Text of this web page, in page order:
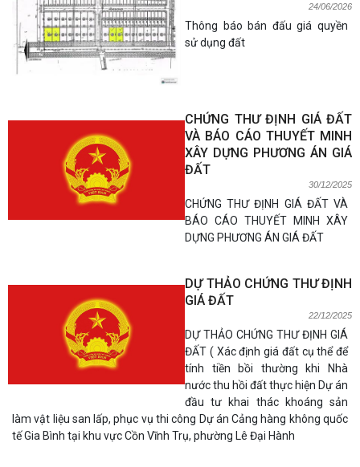
24/06/2026
Thông báo bán đấu giá quyền
sử dụng đất
CHỨNG THƯ ĐỊNH GIÁ ĐẤT
VÀ BÁO CÁO THUYẾT MINH
XÂY DỰNG PHƯƠNG ÁN GIÁ
ĐẤT
30/12/2025
CHỨNG THƯ ĐỊNH GIÁ ĐẤT VÀ
BÁO CÁO THUYẾT MINH XÂY
DỰNG PHƯƠNG ÁN GIÁ ĐẤT
DỰ THẢO CHỨNG THƯ ĐỊNH
GIÁ ĐẤT
22/12/2025
DỰ THẢO CHỨNG THƯ ĐỊNH GIÁ
ĐẤT ( Xác định giá đất cụ thể để
tính tiền bồi thường khi Nhà
nước thu hồi đất thực hiện Dự án
đầu tư khai thác khoáng sản
làm vật liệu san lấp, phục vụ thi công Dự án Cảng hàng không quốc
tế Gia Bình tại khu vực Cồn Vĩnh Trụ, phường Lê Đại Hành